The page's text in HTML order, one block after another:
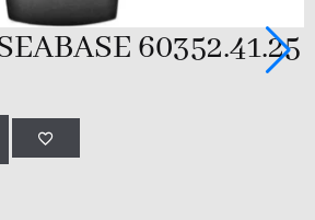
60352.41.25